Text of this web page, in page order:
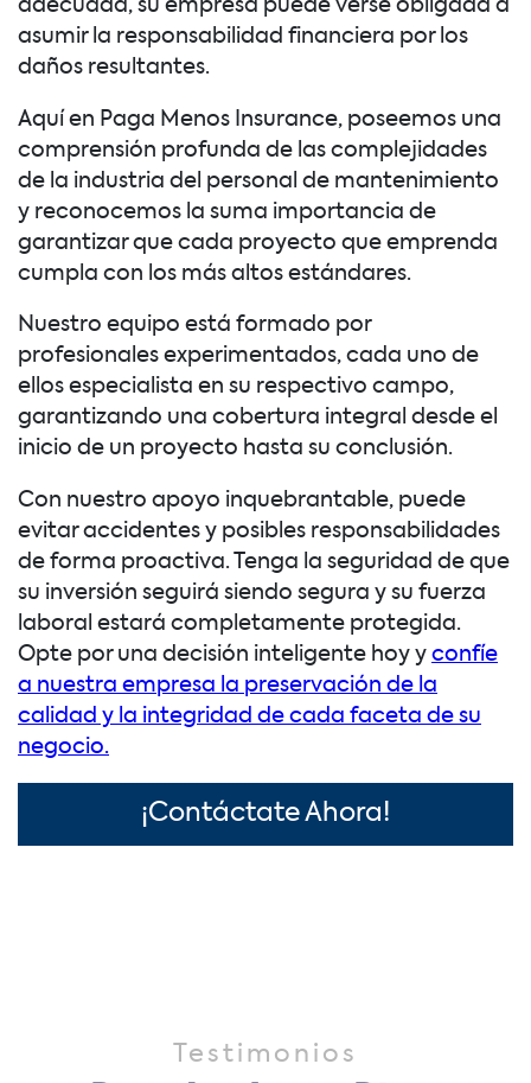
adecuada, su empresa puede verse obligada a
asumir la responsabilidad financiera por los
daños resultantes.
Aquí en Paga Menos Insurance, poseemos una
comprensión profunda de las complejidades
de la industria del personal de mantenimiento
y reconocemos la suma importancia de
garantizar que cada proyecto que emprenda
cumpla con los más altos estándares.
Nuestro equipo está formado por
profesionales experimentados, cada uno de
ellos especialista en su respectivo campo,
garantizando una cobertura integral desde el
inicio de un proyecto hasta su conclusión.
Con nuestro apoyo inquebrantable, puede
evitar accidentes y posibles responsabilidades
de forma proactiva. Tenga la seguridad de que
su inversión seguirá siendo segura y su fuerza
laboral estará completamente protegida.
Opte por una decisión inteligente hoy y confíe
a nuestra empresa la preservación de la
calidad y la integridad de cada faceta de su
negocio.
¡Contáctate Ahora!
Testimonios